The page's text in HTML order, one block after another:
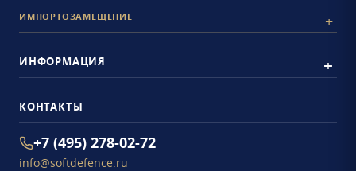
ИМПОРТОЗАМЕЩЕНИЕ
ИНФОРМАЦИЯ
КОНТАКТЫ
+7 (495) 278-02-72
info@softdefence.ru